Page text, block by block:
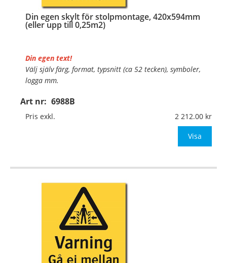
Din egen skylt för stolpmontage, 420x594mm
(eller upp till 0,25m2)
Art nr: 6988B
Din egen text!
Välj själv färg, format, typsnitt (ca 52 tecken), symboler,
logga mm.
Material:Kantvikt aluminium, 2mm (stolpmontage)
Mått:420x594mm (eller annat mått upp till 0,25m²)
Pris exkl. 2 212.00
Visa